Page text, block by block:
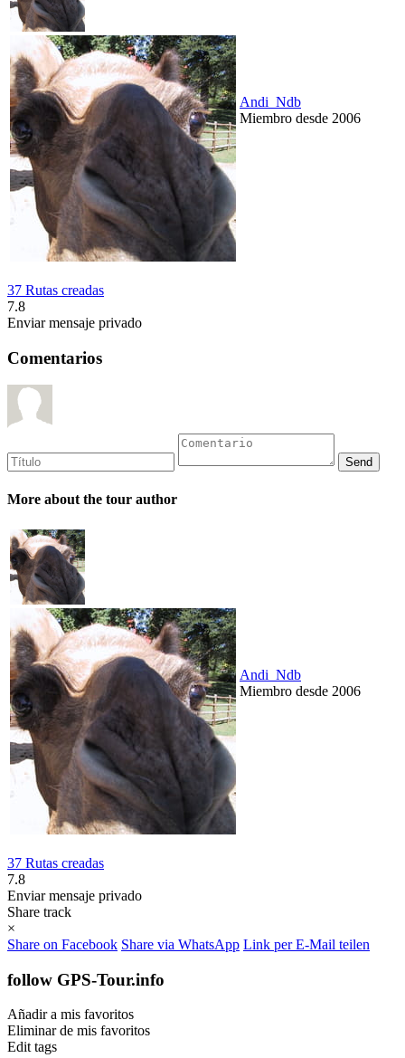
Andi_Ndb
Miembro desde 2006
37 Rutas creadas
7.8
Enviar mensaje privado
Comentarios
More about the tour author
Andi_Ndb
Miembro desde 2006
37 Rutas creadas
7.8
Enviar mensaje privado
Share track
×
Share on Facebook Share via WhatsApp Link per E-Mail teilen
follow GPS-Tour.info
Añadir a mis favoritos
Eliminar de mis favoritos
Edit tags